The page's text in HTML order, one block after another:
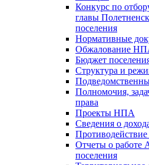
Конкурс по
главы
поселения
Нормативные
Обжалование
Бюджет
Структура и
Полномочия,
права
Проекты НПА
Сведения о
Отчеты о работе
поселения